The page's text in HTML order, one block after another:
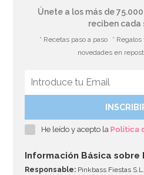
Únete a los más de
reciben cada
* Recetas paso a paso *
novedades en
He leído y acepto laPolítica
Información Básica sobre
Responsable: Pinkbass Fiestas S.L.